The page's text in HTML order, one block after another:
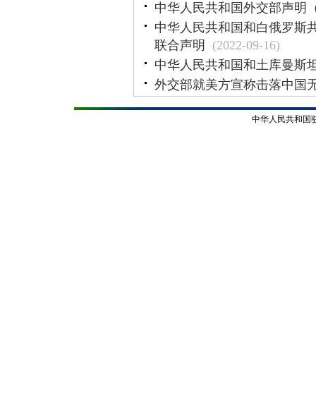
中华人民共和国外交部声明
中华人民共和国和白俄罗斯
联合声明
(2022-09-16)
中华人民共和国和土库曼斯
外交部就美方宣称击落中国
中华人民共和国